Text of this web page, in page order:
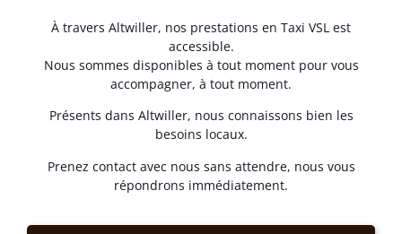
À travers Altwiller, nos prestations en Taxi VSL est
accessible.
Nous sommes disponibles à tout moment pour vous
accompagner, à tout moment.
Présents dans Altwiller, nous connaissons bien les
besoins locaux.
Prenez contact avec nous sans attendre, nous vous
répondrons immédiatement.